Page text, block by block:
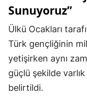
Sunuyoruz”
Ülkü Ocakları
Türk gençliğinin
yetişirken aynı
güçlü şekilde
belirtildi.